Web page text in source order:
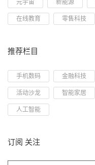
元宇宙 新能源
在线教育 零售科技
推荐栏目
手机数码 金融科技
活动沙龙 智能家居
人工智能
订阅 关注